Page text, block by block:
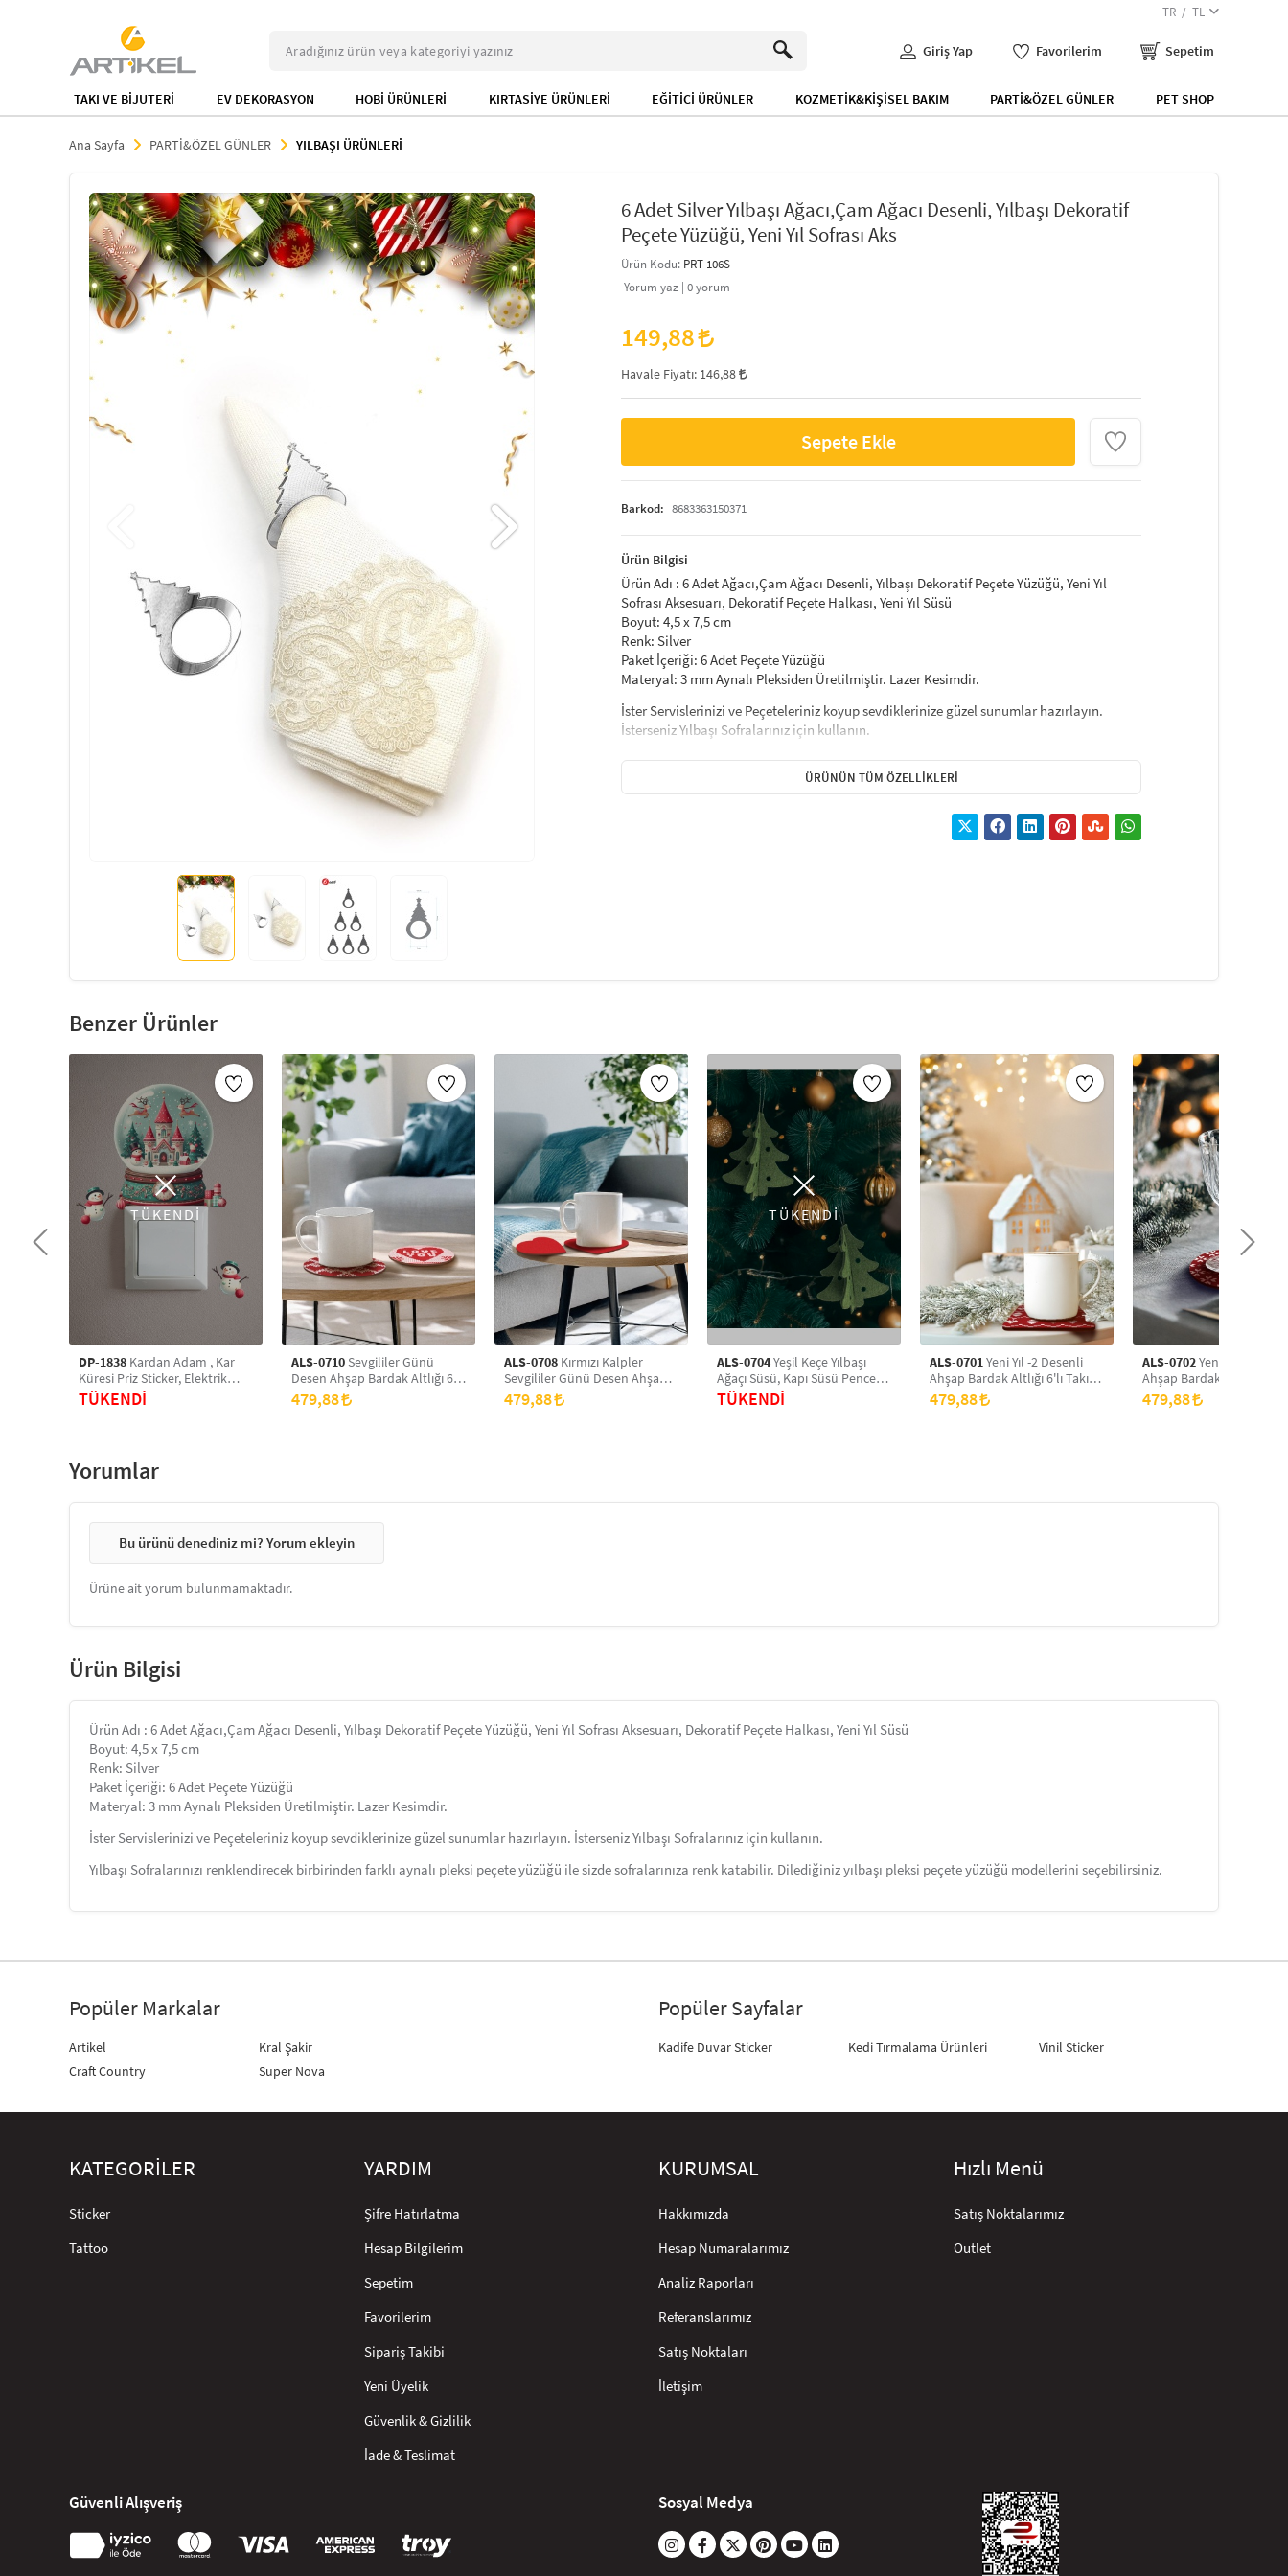
TR TL
Giriş Yap Favorilerim Sepetim
TAKI VE BİJUTERİ EV DEKORASYON HOBİ ÜRÜNLERİ KIRTASİYE ÜRÜNLERİ EĞİTİCİ ÜRÜNLER KOZMETİK&KİŞİSEL BAKIM PARTİ&ÖZEL GÜNLER PET SHOP
Ana Sayfa PARTİ&ÖZEL GÜNLER YILBAŞI ÜRÜNLERİ
6 Adet Silver Yılbaşı Ağacı,Çam Ağacı Desenli, Yılbaşı Dekoratif
Peçete Yüzüğü, Yeni Yıl Sofrası Aks
Ürün Kodu: PRT-106S
Yorum yaz | 0yorum
149,88
Havale Fiyatı: 146,88
Sepete Ekle
Barkod: 8683363150371
Ürün Bilgisi
Ürün Adı : 6 Adet Ağacı,Çam Ağacı Desenli, Yılbaşı Dekoratif Peçete Yüzüğü, Yeni Yıl
Sofrası Aksesuarı, Dekoratif Peçete Halkası, Yeni Yıl Süsü
Boyut: 4,5 x 7,5 cm
Renk: Silver
Paket İçeriği: 6 Adet Peçete Yüzüğü
Materyal: 3 mm Aynalı Pleksiden Üretilmiştir. Lazer Kesimdir.
İster Servislerinizi ve Peçeteleriniz koyup sevdiklerinize güzel sunumlar hazırlayın.
İsterseniz Yılbaşı Sofralarınız için kullanın.
Yılbaşı Sofralarınızı renklendirecek birbirinden farklı aynalı pleksi peçete yüzüğü ile
sizde sofralarınıza renk katabilir. Dilediğiniz yılbaşı pleksi peçete yüzüğü modellerini
seçebilirsiniz.
ÜRÜNÜN TÜM ÖZELLIKLERI
Benzer Ürünler
TÜKENDİ
DP-1838 Kardan Adam , Kar
Küresi Priz Sticker, Elektrik
Düğmesi Sticker ,Çıkartma 2
Adet
TÜKENDİ
ALS-0710 Sevgililer Günü
Desen Ahşap Bardak Altlığı 6'lı
Takım, Ofis Aksesuarı, Masa
Üzeri Koruyucu Altlık
479,88
ALS-0708 Kırmızı Kalpler
Sevgililer Günü Desen Ahşap
Bardak Altlığı 6'lı Takım, Ofis
Aksesuarı, Masa Üzeri
479,88
TÜKENDİ
ALS-0704Yeşil Keçe Yılbaşı
Ağaçı Süsü, Kapı Süsü Pencere
Süsü Dekoratif Aksesuar 3
Boyutlu (6 Adet)
TÜKENDİ
ALS-0701Yeni Yıl -2 Desenli
Ahşap Bardak Altlığı 6'lı Takım,
Ofis Aksesuarı, Masa Üzeri
Koruyucu Altlık
479,88
ALS-0702Yeni Yıl Desenli
Ahşap Bardak Altlığı 6'lı
Ofis Aksesuarı, Masa
Çay Kahve İçecek Altlığı,
479,88
Yorumlar
Bu ürünü denediniz mi? Yorum ekleyin
Ürüne ait yorum bulunmamaktadır.
Ürün Bilgisi
Ürün Adı : 6 Adet Ağacı,Çam Ağacı Desenli, Yılbaşı Dekoratif Peçete Yüzüğü, Yeni Yıl Sofrası Aksesuarı, Dekoratif Peçete Halkası, Yeni Yıl Süsü
Boyut: 4,5 x 7,5 cm
Renk: Silver
Paket İçeriği: 6 Adet Peçete Yüzüğü
Materyal: 3 mm Aynalı Pleksiden Üretilmiştir. Lazer Kesimdir.
İster Servislerinizi ve Peçeteleriniz koyup sevdiklerinize güzel sunumlar hazırlayın. İsterseniz Yılbaşı Sofralarınız için kullanın.
Yılbaşı Sofralarınızı renklendirecek birbirinden farklı aynalı pleksi peçete yüzüğü ile sizde sofralarınıza renk katabilir. Dilediğiniz yılbaşı pleksi peçete yüzüğü modellerini seçebilirsiniz.
Popüler Markalar
Artikel
Craft Country
Kral Şakir
Super Nova
Popüler Sayfalar
Kadife Duvar Sticker Kedi Tırmalama Ürünleri Vinil Sticker
KATEGORİLER
Sticker
Tattoo
YARDIM
Şifre Hatırlatma
Hesap Bilgilerim
Sepetim
Favorilerim
Sipariş Takibi
Yeni Üyelik
Güvenlik & Gizlilik
İade & Teslimat
KURUMSAL
Hakkımızda
Hesap Numaralarımız
Analiz Raporları
Referanslarımız
Satış Noktaları
İletişim
Hızlı Menü
Satış Noktalarımız
Outlet
Güvenli Alışveriş Sosyal Medya